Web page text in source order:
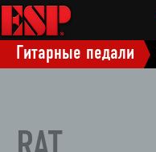
Гитарные педали